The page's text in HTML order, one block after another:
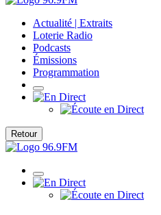
Actualité | Extraits
Loterie Radio
Podcasts
Émissions
Programmation
Retour